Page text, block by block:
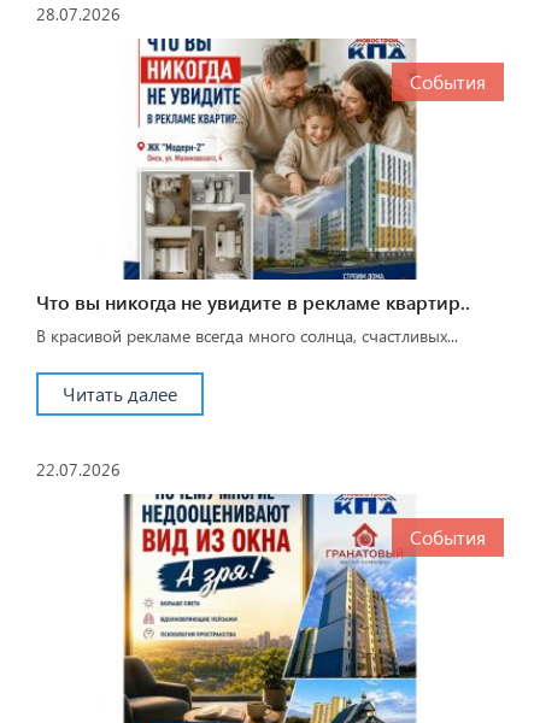
28.07.2026
События
Что вы никогда не увидите в рекламе квартир..
В красивой рекламе всегда много солнца, счастливых...
Читать далее
22.07.2026
События